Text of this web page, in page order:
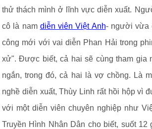
thử thách mình ở lĩnh vực diễn xuất.
cô là nam diễn viên Việt Anh- người vừa
công mới với vai diễn Phan Hải trong
xử". Được biết, cả hai sẽ cùng tham gia
ngắn, trong đó, cả hai là vợ chồng. Là
nghề diễn xuất, Thùy Linh rất hồi hộp vì
với một diễn viên chuyên nghiệp như
Truyền Hình Nhân Dân cho biết, suốt 12